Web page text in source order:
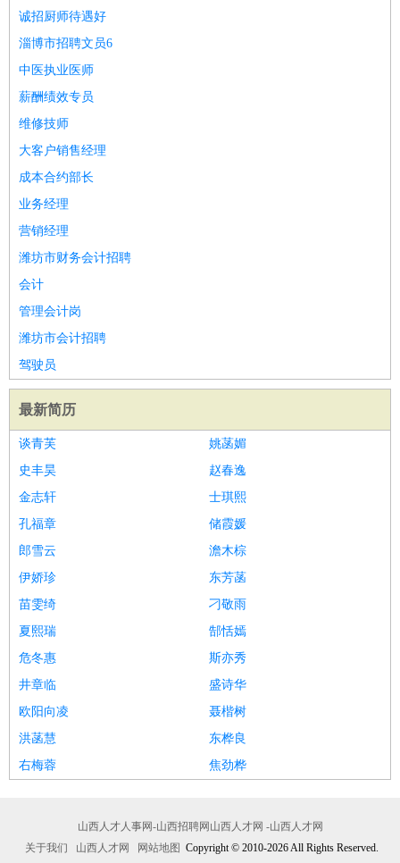
诚招厨师待遇好
淄博市招聘文员6
中医执业医师
薪酬绩效专员
维修技师
大客户销售经理
成本合约部长
业务经理
营销经理
潍坊市财务会计招聘
会计
管理会计岗
潍坊市会计招聘
驾驶员
最新简历
谈青芙
姚菡媚
史丰昊
赵春逸
金志轩
士琪熙
孔福章
储霞媛
郎雪云
澹木棕
伊娇珍
东芳菡
苗雯绮
刁敬雨
夏熙瑞
郜恬嫣
危冬惠
斯亦秀
井章临
盛诗华
欧阳向凌
聂楷树
洪菡慧
东桦良
右梅蓉
焦劲桦
山西人才人事网-山西招聘网山西人才网 -山西人才网
关于我们
山西人才网 网站地图 Copyright © 2010-2026 All Rights Reserved.